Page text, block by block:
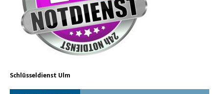
Schlüsseldienst Ulm